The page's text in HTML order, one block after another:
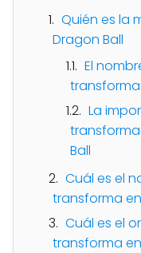
Quién es la
Dragon Ball
El
La
Ball
Cuál es el
transforma
Cuál es el
transforma